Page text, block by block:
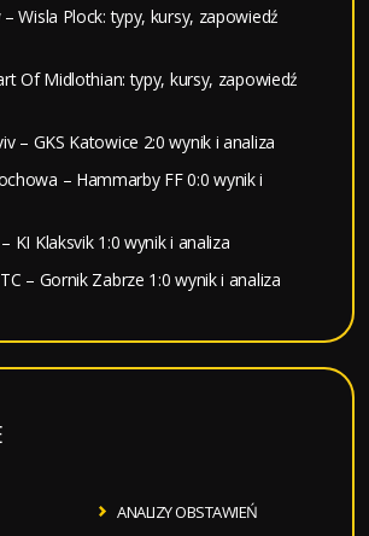
Wisla Plock: typy, kursy, zapowiedź
Of Midlothian: typy, kursy, zapowiedź
– GKS Katowice 2:0 wynik i analiza
– Hammarby FF 0:0 wynik i
KI Klaksvik 1:0 wynik i analiza
– Gornik Zabrze 1:0 wynik i analiza
ANALIZY OBSTAWIEŃ